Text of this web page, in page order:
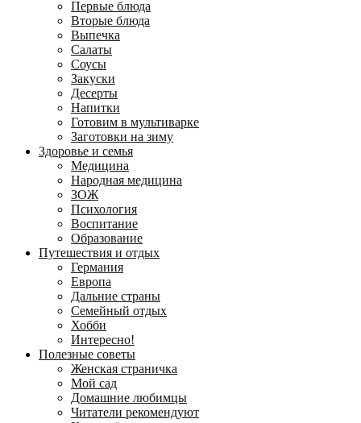
Первые блюда
Вторые блюда
Выпечка
Салаты
Соусы
Закуски
Десерты
Напитки
Готовим в мультиварке
Заготовки на зиму
Здоровье и семья
Медицина
Народная медицина
ЗОЖ
Психология
Воспитание
Образование
Путешествия и отдых
Германия
Европа
Дальние страны
Семейный отдых
Хобби
Интересно!
Полезные советы
Женская страничка
Мой сад
Домашние любимцы
Читатели рекомендуют